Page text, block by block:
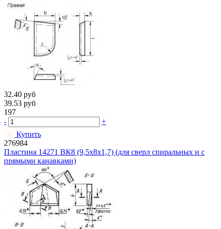
32.40 руб
39.53 руб
197
-
+
Купить
276984
Пластина 14271 ВК8 (9,5х8х1,7) (для сверл спиральных и с
прямыми канавками)